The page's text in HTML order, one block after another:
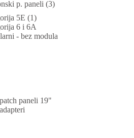
p. paneli (3)
5E (1)
6 i 6A
- bez modula
paneli 19"